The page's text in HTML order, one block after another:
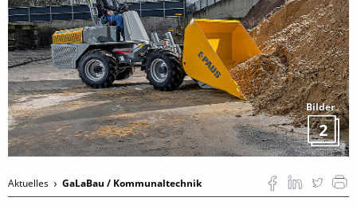
Bilder
2
Aktuelles GaLaBau / Kommunaltechnik